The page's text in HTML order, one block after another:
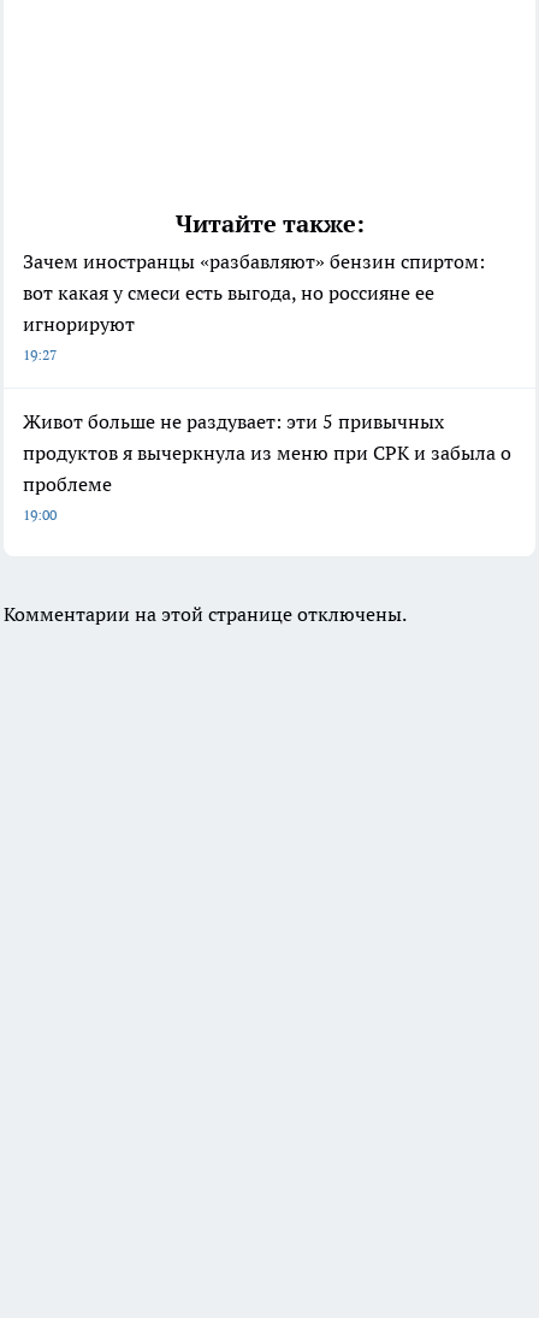
Читайте также:
Зачем иностранцы «разбавляют» бензин спиртом:
вот какая у смеси есть выгода, но россияне ее
игнорируют
19:27
Живот больше не раздувает: эти 5 привычных
продуктов я вычеркнула из меню при СРК и забыла о
проблеме
19:00
Комментарии на этой странице отключены.